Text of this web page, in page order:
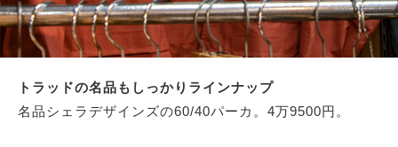
トラッドの名品もしっかりラインナップ
名品シェラデザインズの60/40パーカ。4万9500円。